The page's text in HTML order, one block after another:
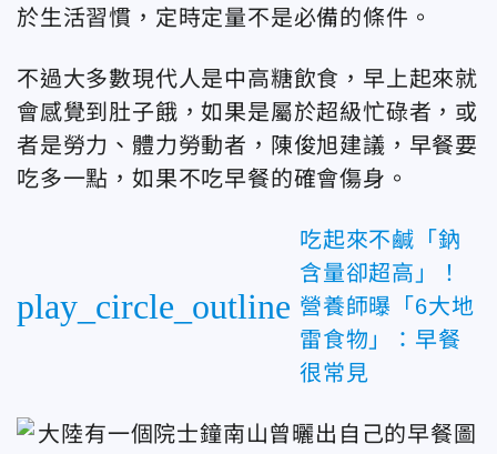
於生活習慣，定時定量不是必備的條件。
不過大多數現代人是中高糖飲食，早上起來就
會感覺到肚子餓，如果是屬於超級忙碌者，或
者是勞力、體力勞動者，陳俊旭建議，早餐要
吃多一點，如果不吃早餐的確會傷身。
play_circle_outline
吃起來不鹹「鈉
含量卻超高」！
營養師曝「6大地
雷食物」：早餐
很常見